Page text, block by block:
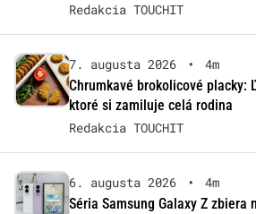
Redakcia TOUCHIT
7. augusta 2026 •
4m
Chrumkavé brokolicové placky:
ktoré si zamiluje celá rodina
Redakcia TOUCHIT
6. augusta 2026 •
4m
Séria Samsung Galaxy Z zbiera